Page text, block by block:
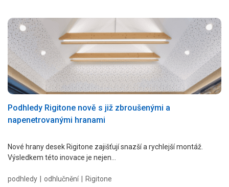
Podhledy Rigitone nově s již zbroušenými a
napenetrovanými hranami
Nové hrany desek Rigitone zajišťují snazší a rychlejší montáž.
Výsledkem této inovace je nejen…
podhledy odhlučnění Rigitone